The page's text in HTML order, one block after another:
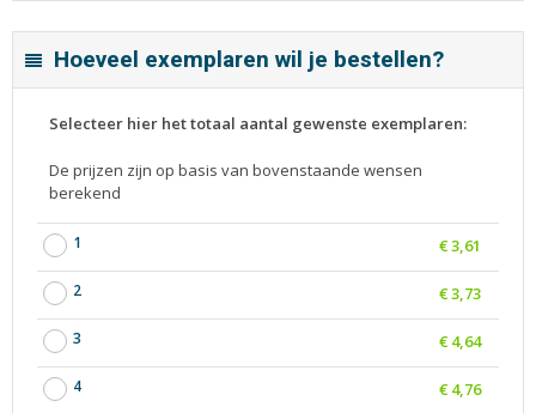
Hoeveel exemplaren wil je bestellen?
Selecteer hier het totaal aantal gewenste exemplaren:
De prijzen zijn op basis van bovenstaande wensen
berekend
1
2
3
4
€ 3,61
€ 3,73
€ 4,64
€ 4,76